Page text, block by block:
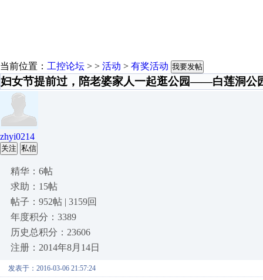
当前位置： 工控论坛 > > 活动 > 有奖活动 我要发帖
妇女节提前过，陪老婆家人一起逛公园——白莲洞公
zhyi0214
关注 私信
精华：6帖
求助：15帖
帖子：952帖 | 3159回
年度积分：3389
历史总积分：23606
注册：2014年8月14日
发表于：2016-03-06 21:57:24